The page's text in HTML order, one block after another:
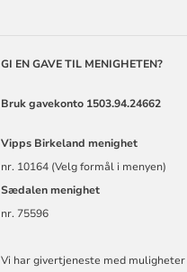
GI EN GAVE TIL MENIGHETEN?
Bruk gavekonto 1503.94.24662
Vipps Birkeland menighet
nr. 10164 (Velg formål i menyen)
Sædalen menighet
nr. 75596
Vi har givertjeneste med